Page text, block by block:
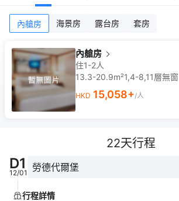
內艙房 海景房 露台房 套房
內艙房
住1-2人
13.3-20.9m²1,4-8,11層無窗
HKD 15,058+/人
22天行程
D1
12/01 勞德代爾堡
行程詳情